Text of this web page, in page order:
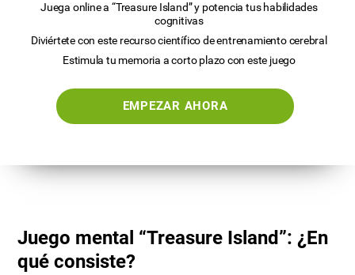
Juega online a “Treasure Island” y potencia tus habilidades
cognitivas
Diviértete con este recurso científico de entrenamiento cerebral
Estimula tu memoria a corto plazo con este juego
EMPEZAR AHORA
Juego mental “Treasure Island”: ¿En
qué consiste?